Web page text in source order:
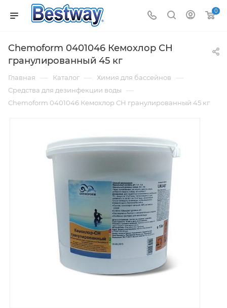
0
Chemoform 0401046 Кемохлор СН
гранулированный 45 кг
Главная — Каталог — Химия для бассейнов —
Средства для дезинфекции воды —
Chemoform 0401046 Кемохлор СН гранулированный 45 кг